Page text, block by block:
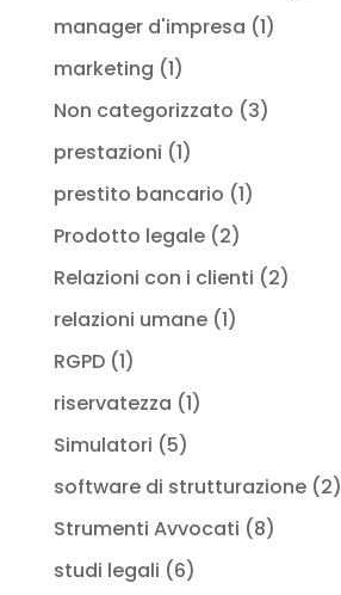
manager d'impresa (1)
marketing (1)
Non categorizzato (3)
prestazioni (1)
prestito bancario (1)
Prodotto legale(2)
Relazioni con i clienti (2)
relazioni umane(1)
RGPD(1)
riservatezza (1)
Simulatori (5)
software di strutturazione(2)
Strumenti Avvocati (8)
studi legali (6)